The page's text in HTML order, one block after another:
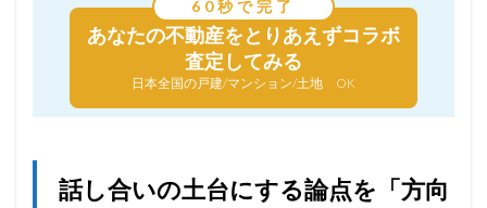
60秒で完了
あなたの不動産をとりあえずコラボ
査定してみる
日本全国の戸建/マンション/土地 OK
話し合いの土台にする論点を「方向